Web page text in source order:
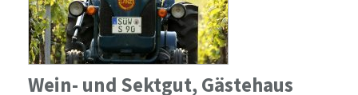
Wein- und Sektgut, Gästehaus